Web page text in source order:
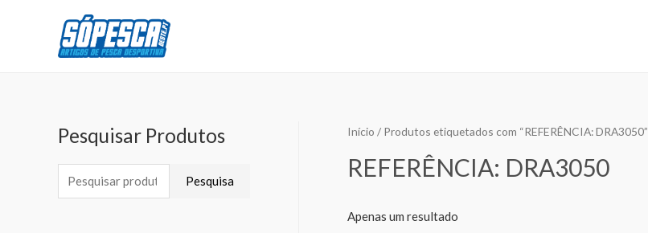
Pesquisar Produtos
Pesquisa
Início / Produtos etiquetados com “REFERÊNCIA: DRA3050”
REFERÊNCIA: DRA3050
Apenas um resultado